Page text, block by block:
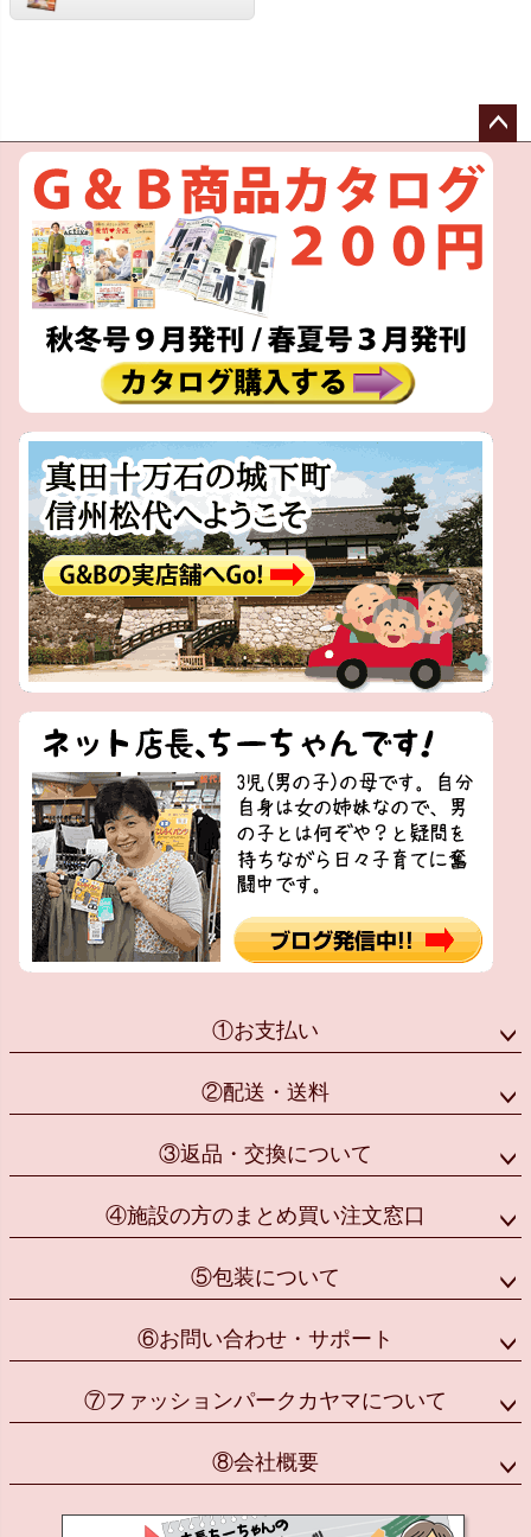
ペー
へ
①お支払い
②配送・送料
③返品・交換について
④施設の方のまとめ買い注文窓口
⑤包装について
⑥お問い合わせ・サポート
⑦ファッションパークカヤマについて
⑧会社概要